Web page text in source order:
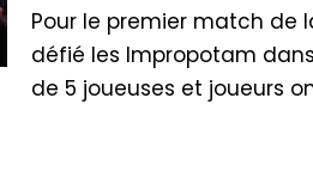
Pour le premier match de
défié les Impropotam
de 5 joueuses et joueurs